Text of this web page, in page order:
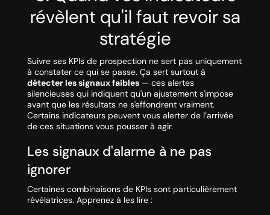
révèlent qu'il faut revoir sa
stratégie
Suivre ses KPIs de prospection ne sert pas uniquement
à constater ce qui se passe. Ça sert surtout à
détecter les signaux faibles— ces alertes
silencieuses qui indiquent qu'un ajustement s'impose
avant que les résultats ne s'effondrent vraiment.
Certains indicateurs peuvent vous alerter de l’arrivée
de ces situations vous pousser à agir.
Les signaux d'alarme à ne pas
ignorer
Certaines combinaisons de KPIs sont particulièrement
révélatrices. Apprenez à les lire :